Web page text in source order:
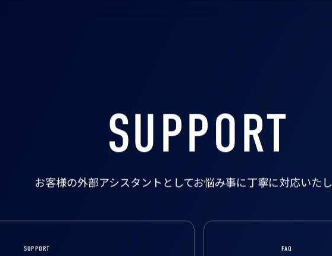
SUPPORT
お客様の外部アシスタントとしてお悩み事に丁寧に対応いた
SUPPORT FAQ